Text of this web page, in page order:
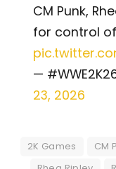
CM Punk,
for control
—
23, 2026
2K Games CM